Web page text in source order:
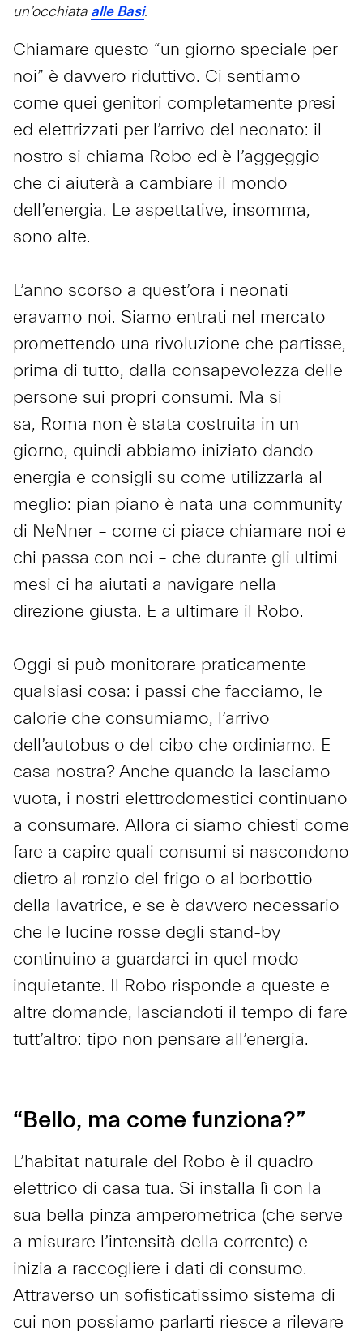
un’occhiata alle Basi.
Chiamare questo “un giorno speciale per
noi” è davvero riduttivo. Ci sentiamo
come quei genitori completamente presi
ed elettrizzati per l’arrivo del neonato: il
nostro si chiama Robo ed è l’aggeggio
che ci aiuterà a cambiare il mondo
dell’energia. Le aspettative, insomma,
sono alte.
L’anno scorso a quest’ora i neonati
eravamo noi. Siamo entrati nel mercato
promettendo una rivoluzione che partisse,
prima di tutto, dalla consapevolezza delle
persone sui propri consumi. Ma si
sa, Roma non è stata costruita in un
giorno, quindi abbiamo iniziato dando
energia e consigli su come utilizzarla al
meglio: pian piano è nata una community
di NeNner – come ci piace chiamare noi e
chi passa con noi – che durante gli ultimi
mesi ci ha aiutati a navigare nella
direzione giusta. E a ultimare il Robo.
Oggi si può monitorare praticamente
qualsiasi cosa: i passi che facciamo, le
calorie che consumiamo, l’arrivo
dell’autobus o del cibo che ordiniamo. E
casa nostra? Anche quando la lasciamo
vuota, i nostri elettrodomestici continuano
a consumare. Allora ci siamo chiesti come
fare a capire quali consumi si nascondono
dietro al ronzio del frigo o al borbottio
della lavatrice, e se è davvero necessario
che le lucine rosse degli stand-by
continuino a guardarci in quel modo
inquietante. Il Robo risponde a queste e
altre domande, lasciandoti il tempo di fare
tutt’altro: tipo non pensare all’energia.
“Bello, ma come funziona?”
L’habitat naturale del Robo è il quadro
elettrico di casa tua. Si installa lì con la
sua bella pinza amperometrica (che serve
a misurare l’intensità della corrente) e
inizia a raccogliere i dati di consumo.
Attraverso un sofisticatissimo sistema di
cui non possiamo parlarti riesce a rilevare